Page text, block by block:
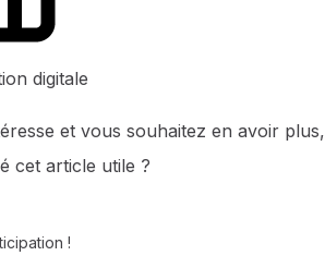
digitale
et vous souhaitez en avoir plus,
cet article utile ?
!